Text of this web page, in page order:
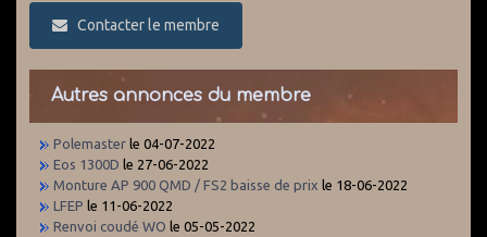
Contacter le membre
Autres annonces du membre
Polemaster le 04-07-2022
Eos 1300D le 27-06-2022
Monture AP 900 QMD / FS2 baisse de prix le 18-06-2022
LFEP le 11-06-2022
Renvoi coudé WO le 05-05-2022